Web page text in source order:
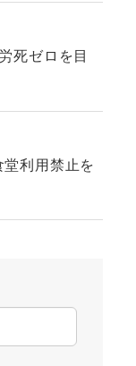
ゼロを目
利用禁止を